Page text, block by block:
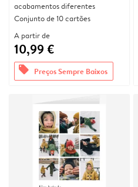
acabamentos diferentes
Conjunto de 10 cartões
A partir de
10,99 €
offers Preços Sempre Baixos